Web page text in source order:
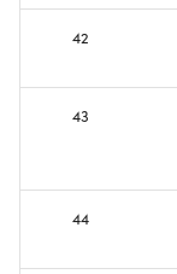
Tervetuloa
42
43
44